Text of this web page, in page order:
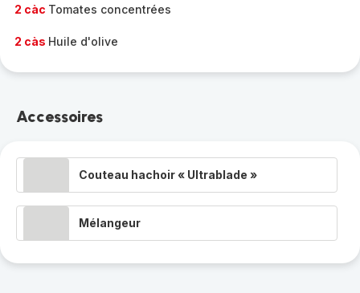
2 càc Tomates concentrées
2 càs Huile d'olive
Accessoires
Couteau hachoir « Ultrablade »
Mélangeur